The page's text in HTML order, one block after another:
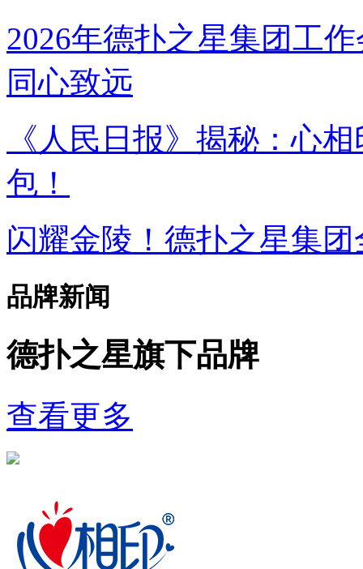
2026年德扑之星集团工作
同心致远
《人民日报》揭秘：
包！
闪耀金陵！德扑之星
品牌新闻
德扑之星旗下品牌
查看更多